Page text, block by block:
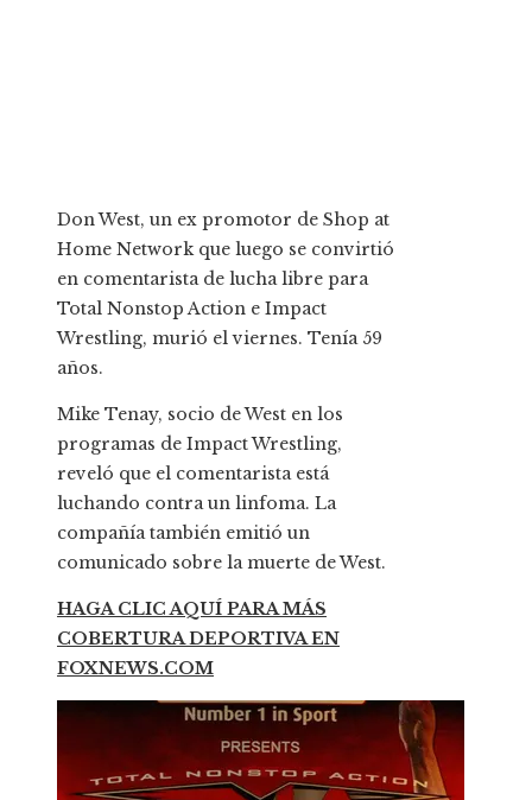
Don West, un ex promotor de Shop at
Home Network que luego se convirtió
en comentarista de lucha libre para
Total Nonstop Action e Impact
Wrestling, murió el viernes. Tenía 59
años.
Mike Tenay, socio de West en los
programas de Impact Wrestling,
reveló que el comentarista está
luchando contra un linfoma. La
compañía también emitió un
comunicado sobre la muerte de West.
HAGA CLIC AQUÍ PARA MÁS
COBERTURA DEPORTIVA EN
FOXNEWS.COM